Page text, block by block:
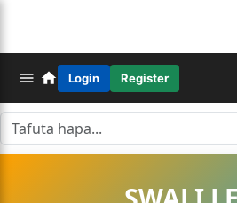
Login Register